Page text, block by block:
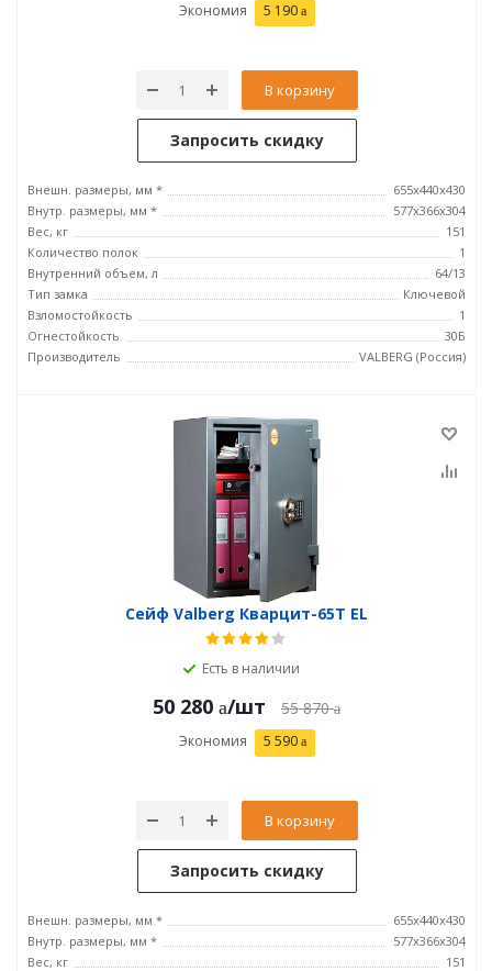
Экономия 5 190
В корзину
Запросить скидку
Внешн. размеры, мм *
655х440х430
Внутр. размеры, мм *
577х366х304
Вес, кг
151
Количество полок
1
Внутренний объем, л
64/13
Тип замка
Ключевой
Взломостойкость
1
Огнестойкость
30Б
Производитель
VALBERG (Россия)
Сейф Valberg Кварцит-65Т EL
Есть в наличии
50 280 /шт 55 870
Экономия 5 590
В корзину
Запросить скидку
Внешн. размеры, мм *
655x440x430
Внутр. размеры, мм *
577x366x304
Вес, кг
151